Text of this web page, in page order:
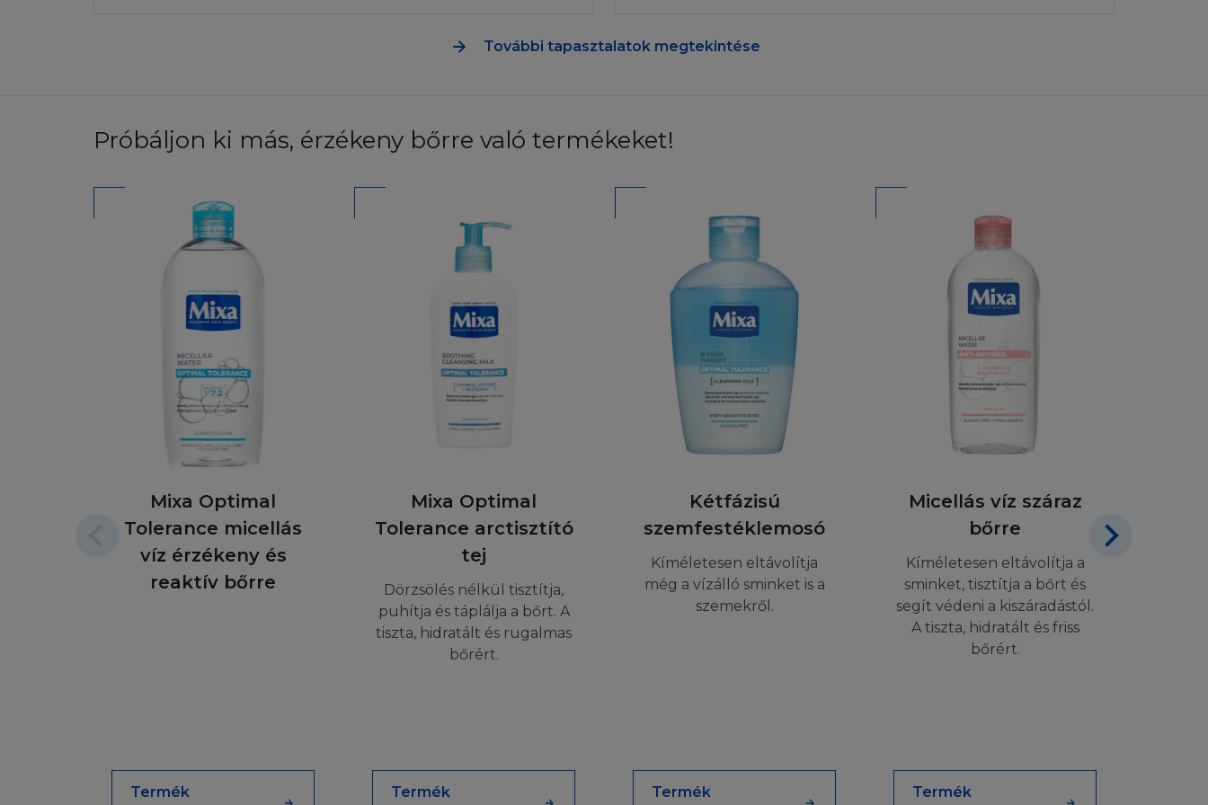
További tapasztalatok megtekintése
Próbáljon ki más, érzékeny bőrre való termékeket!
Mixa Optimal
Tolerance micellás
víz érzékeny és
reaktív bőrre
Termék
Mixa Optimal
Tolerance arctisztító
tej
Dörzsölés nélkül tisztítja,
puhítja és táplálja a bőrt. A
tiszta, hidratált és rugalmas
bőrért.
Termék
Kétfázisú
szemfestéklemosó
Kíméletesen eltávolítja
még a vízálló sminket is a
szemekről.
Termék
Micellás víz száraz
bőrre
Kíméletesen eltávolítja a
sminket, tisztítja a bőrt és
segít védeni a kiszáradástól.
A tiszta, hidratált és friss
bőrért.
Termék
weboldalai pontosságára, megbízhatóságára, vagy tartalmára vonatkozóan. A L'Oréal
fenntartja a jogot, hogy a honlapon megjelenő tartalmakat bármikor módosítsa, vagy átírja,
Kérjük vegye figyelembe, hogy néhány törvényszék nem engedélyezi a garancia eltörlését,
ezért néhány vagy az összes előbbi feltétel Önre nem vonatkozik. A L'Oréal nem tudja
biztosítani, hogy a Honlap kompatibilis az Ön komputerével, mint ahogy azt sem, hogy a
Honlap és/vagy a szerver hiba, vírus és "Trojan Horses vírus" mentes. A L'Oréal nem vállal
felelősséget a hibákért vagy károkért, amelyeket ezek a vírusok okoznak. A L'Oréal nem
vállal felelősséget harmadik fél által feltöltött tartalmakért. A L'Oréal szintén nem vállal
felelősséget az Internet szolgáltatás, vagy a komputeres eszközök működéséért, melyeket a
Honlap megtekintésére használ. A Feltételek nem befolyásolják az Ön jogait mint vásárló.
LIMITÁLT FELELŐSSÉG
Ön tisztában van azzal, hogy a Honlapot, beleértve annak tartalmát, Ön a saját felelősségére
a Honlap használatának befejezése. Csaláson, testi bántalmazáson, vagy halál esetén kívül,
amely a L'Oréal hibájából adódik, a L'Oréal nem vonható felelősségre sem Ön, sem egy
harmadik személy által, semmilyen direkt, különleges, indirekt következmény, esetleges
károkért, bevétel kiesésért, vagy bármilyen más kárért, akár szerződésben, garanciában,
sérelem (gondatlanság) esetén, még abban az esetben sem, ha L'Oréal tudott annak
lehetőségéről. A jogi törvények néhány esetben nem engedélyezik a felelősség limitálását a
következményben vagy esetleges károkban, ezért ez a limitálás vagy kizárás Önre lehet,